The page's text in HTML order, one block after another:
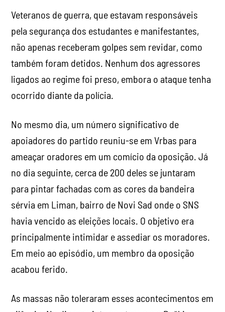
Veteranos de guerra, que estavam responsáveis
pela segurança dos estudantes e manifestantes,
não apenas receberam golpes sem revidar, como
também foram detidos. Nenhum dos agressores
ligados ao regime foi preso, embora o ataque tenha
ocorrido diante da polícia.
No mesmo dia, um número significativo de
apoiadores do partido reuniu-se em Vrbas para
ameaçar oradores em um comício da oposição. Já
no dia seguinte, cerca de 200 deles se juntaram
para pintar fachadas com as cores da bandeira
sérvia em Liman, bairro de Novi Sad onde o SNS
havia vencido as eleições locais. O objetivo era
principalmente intimidar e assediar os moradores.
Em meio ao episódio, um membro da oposição
acabou ferido.
As massas não toleraram esses acontecimentos em